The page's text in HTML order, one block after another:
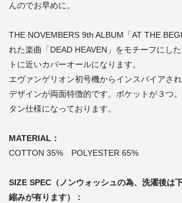
んのでお早めに。
THE NOVEMBERS 9th ALBUM「AT THE
れた楽曲「DEAD HEAVEN」をモチーフにし
トに近いカバーオールになります。
エヴァンゲリオン初号機からインスパイアさ
デザインが両面特徴的です。ポケットが３つ
タン仕様になっております。
MATERIAL：
COTTON 35% POLYESTER 65%
SIZE SPEC（ノンウォッシュの為、洗濯後は
縮みが有ります）：